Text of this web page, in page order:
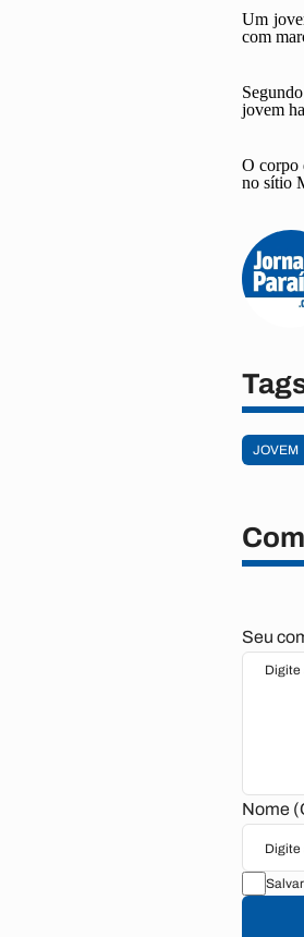
Um
com
jovem
O corpo
no sítio
JOVEM
Seu
Nome